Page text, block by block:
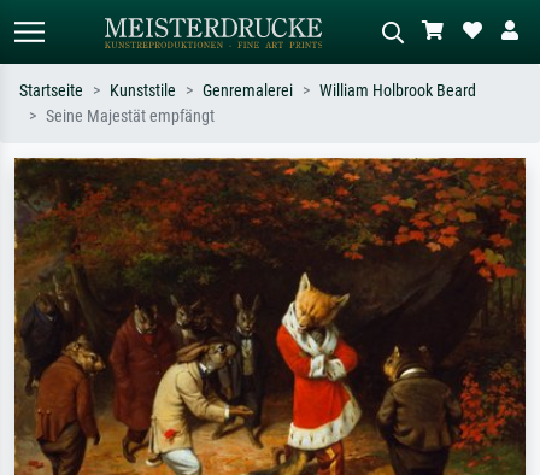
Suchen Sie nach Künstlern, Werktiteln
oder Stilen – z.B. Monet,
Sternennacht, Impressionismus, Welle
Hokusai, Akt.
Beschreiben Sie die Szene – z.B. Grüne
Wiese, Abstrakt mit viel Rot, Dunkles
Ölgemälde, Stehender Akt neben einem
Baum.
Startseite Kunststile Genremalerei
William Holbrook Beard
Seine Majestät empfängt